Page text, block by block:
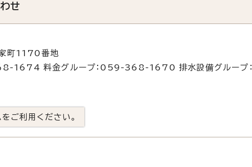
せ
町1170番地
1674 料金グループ：059-368-1670 排水設備グループ：
ご利用ください。